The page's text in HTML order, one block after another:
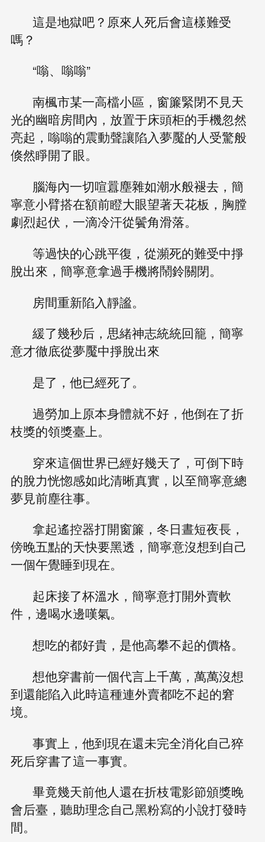
這是地獄吧？原來人死后會這樣難受
嗎？
“嗡、嗡嗡”
南楓市某一高檔小區，窗簾緊閉不見天
光的幽暗房間內，放置于床頭柜的手機忽然
亮起，嗡嗡的震動聲讓陷入夢魘的人受驚般
倏然睜開了眼。
腦海內一切喧囂塵雜如潮水般褪去，簡
寧意小臂搭在額前瞪大眼望著天花板，胸膛
劇烈起伏，一滴冷汗從鬢角滑落。
等過快的心跳平復，從瀕死的難受中掙
脫出來，簡寧意拿過手機將鬧鈴關閉。
房間重新陷入靜謐。
緩了幾秒后，思緒神志統統回籠，簡寧
意才徹底從夢魘中掙脫出來
是了，他已經死了。
過勞加上原本身體就不好，他倒在了折
枝獎的領獎臺上。
穿來這個世界已經好幾天了，可倒下時
的脫力恍惚感如此清晰真實，以至簡寧意總
夢見前塵往事。
拿起遙控器打開窗簾，冬日晝短夜長，
傍晚五點的天快要黑透，簡寧意沒想到自己
一個午覺睡到現在。
起床接了杯溫水，簡寧意打開外賣軟
件，邊喝水邊嘆氣。
想吃的都好貴，是他高攀不起的價格。
想他穿書前一個代言上千萬，萬萬沒想
到還能陷入此時這種連外賣都吃不起的窘
境。
事實上，他到現在還未完全消化自己猝
死后穿書了這一事實。
畢竟幾天前他人還在折枝電影節頒獎晚
會后臺，聽助理念自己黑粉寫的小說打發時
間。